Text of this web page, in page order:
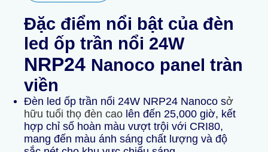
Đặc điểm nổi bật của đèn
led ốp trần nổi 24W
NRP24 Nanoco panel tràn
viền
Đèn led ốp trần nổi 24W NRP24 Nanoco sở
hữu tuổi thọ đèn cao lên đến 25,000 giờ, kết
hợp chỉ số hoàn màu vượt trội với CRI80,
mang đến màu ánh sáng chất lượng và độ